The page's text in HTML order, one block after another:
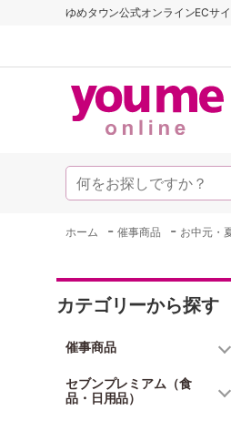
ゆめタウン公式オンラインECサ
ホーム -催事商品 - お中元・
カテゴリーから探す
催事商品
セブンプレミアム（食
品・日用品）